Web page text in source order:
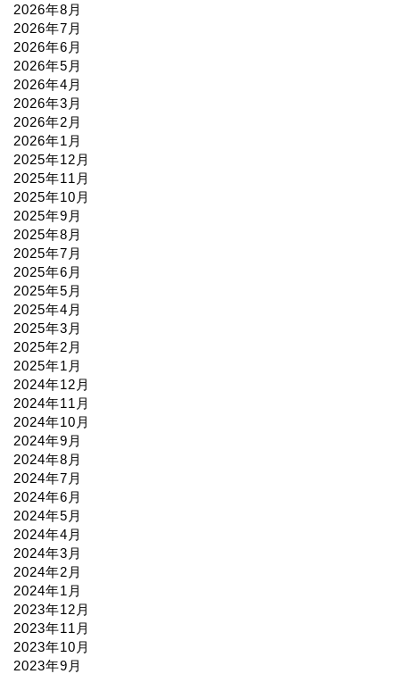
2026年8月
2026年7月
2026年6月
2026年5月
2026年4月
2026年3月
2026年2月
2026年1月
2025年12月
2025年11月
2025年10月
2025年9月
2025年8月
2025年7月
2025年6月
2025年5月
2025年4月
2025年3月
2025年2月
2025年1月
2024年12月
2024年11月
2024年10月
2024年9月
2024年8月
2024年7月
2024年6月
2024年5月
2024年4月
2024年3月
2024年2月
2024年1月
2023年12月
2023年11月
2023年10月
2023年9月